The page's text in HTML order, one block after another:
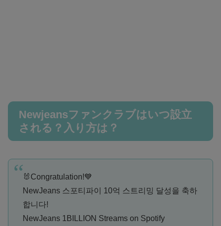
Newjeansファンクラブはいつ設立
される？入り方は？
🐰Congratulation!💙
NewJeans 스포티파이 10억 스트리밍 달성을 축하
합니다!
NewJeans 1BILLION Streams on Spotify